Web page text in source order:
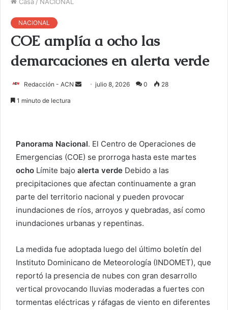
NACIONAL
COE amplía a ocho las
demarcaciones en alerta verde
Redacción - ACN
r
u
n
c
o
r
e
l
e
c
t
julio 8, 2026 0 28
1 minuto de lectura
Panorama Nacional. El Centro de Operaciones de
Emergencias (COE) se prorroga hasta este martes
ocho Límite bajo alerta verde Debido a las
precipitaciones que afectan continuamente a gran
parte del territorio nacional y pueden provocar
inundaciones de ríos, arroyos y quebradas, así como
inundaciones urbanas y repentinas.
La medida fue adoptada luego del último boletín del
Instituto Dominicano de Meteorología (INDOMET), que
reportó la presencia de nubes con gran desarrollo
vertical provocando lluvias moderadas a fuertes con
tormentas eléctricas y ráfagas de viento en diferentes